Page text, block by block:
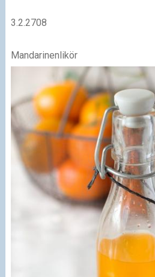
3.2.2708
Mandarinenlikör